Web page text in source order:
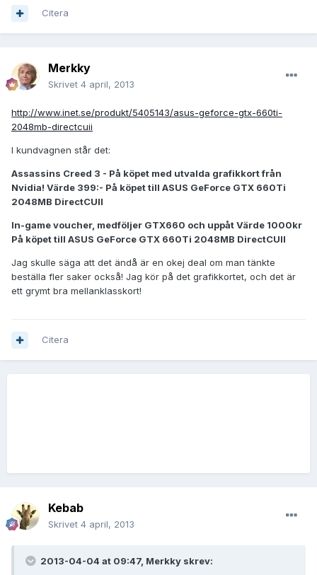
Citera
Merkky
Skrivet 4 april, 2013
http://www.inet.se/produkt/5405143/asus-geforce-gtx-660ti-
2048mb-directcuii
I kundvagnen står det:
Assassins Creed 3 - På köpet med utvalda grafikkort från
Nvidia! Värde 399:- På köpet till ASUS GeForce GTX 660Ti
2048MB DirectCUII
In-game voucher, medföljer GTX660 och uppåt Värde 1000kr
På köpet till ASUS GeForce GTX 660Ti 2048MB DirectCUII
Jag skulle säga att det ändå är en okej deal om man tänkte
beställa fler saker också! Jag kör på det grafikkortet, och det är
ett grymt bra mellanklasskort!
Citera
Kebab
Skrivet 4 april, 2013
2013-04-04 at 09:47, Merkky skrev: